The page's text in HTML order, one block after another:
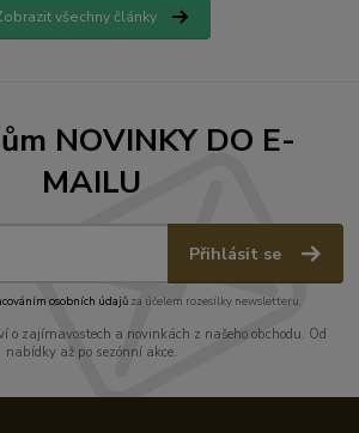
všechny články
NOVINKY DO E-
MAILU
Přihlásit se
osobních údajůza účelem rozesílky newsletteru.
o zajímavostech a novinkách z našeho obchodu. Od
nabídky až po sezónní akce.